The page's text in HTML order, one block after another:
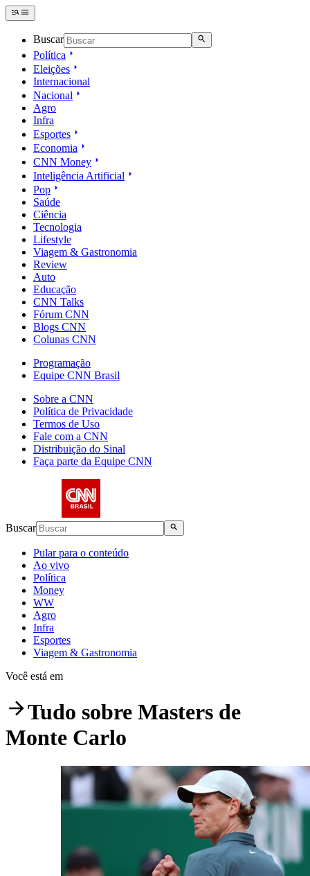
Buscar
Política
Eleições
Internacional
Nacional
Agro
Infra
Esportes
Economia
CNN Money
Inteligência Artificial
Pop
Saúde
Ciência
Tecnologia
Lifestyle
Viagem & Gastronomia
Review
Auto
Educação
CNN Talks
Fórum CNN
Blogs CNN
Colunas CNN
Programação
Equipe CNN Brasil
Sobre a CNN
Política de Privacidade
Termos de Uso
Fale com a CNN
Distribuição do Sinal
Faça parte da Equipe CNN
Buscar
Pular para o conteúdo
Ao vivo
Política
Money
WW
Agro
Infra
Esportes
Viagem & Gastronomia
Você está em
Tudo sobre Masters de
Monte Carlo